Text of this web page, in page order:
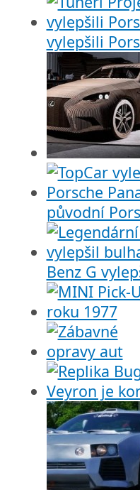
vylepšili
původní
Benz G